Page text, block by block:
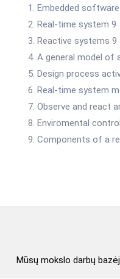
1. Embedded
2. Real-time system 9
3. Reactive systems 9
4. A general model of
5. Design process
6. Real-time system
7. Observe and react
8. Enviromental
9. Components of a
Mūsų mokslo darbų